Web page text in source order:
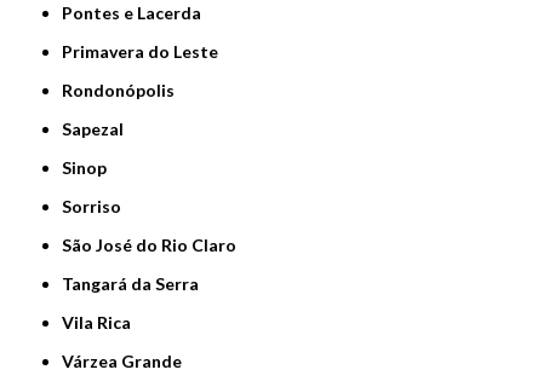
Pontes e Lacerda
Primavera do Leste
Rondonópolis
Sapezal
Sinop
Sorriso
São José do Rio Claro
Tangará da Serra
Vila Rica
Várzea Grande